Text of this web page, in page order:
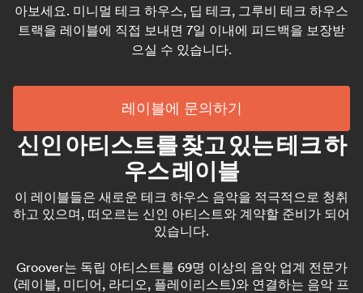
아보세요. 미니멀 테크 하우스, 딥 테크, 그루비 테크 하우스
트랙을 레이블에 직접 보내면 7일 이내에 피드백을 보장받
으실 수 있습니다.
레이블에 문의하기
신인 아티스트를 찾고 있는 테크 하
우스 레이블
이 레이블들은 새로운 테크 하우스 음악을 적극적으로 청취
하고 있으며, 떠오르는 신인 아티스트와 계약할 준비가 되어
있습니다.
Groover는 독립 아티스트를 69명 이상의 음악 업계 전문가
(레이블, 미디어, 라디오, 플레이리스트)와 연결하는 음악 프